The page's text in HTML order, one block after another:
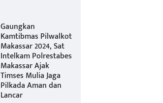
Gaungkan
Kamtibmas Pilwalkot
Makassar 2024, Sat
Intelkam Polrestabes
Makassar Ajak
Timses Mulia Jaga
Pilkada Aman dan
Lancar